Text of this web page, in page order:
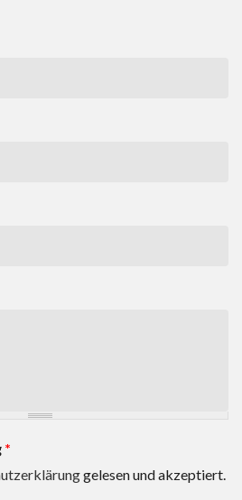
*
gelesen und akzeptiert.